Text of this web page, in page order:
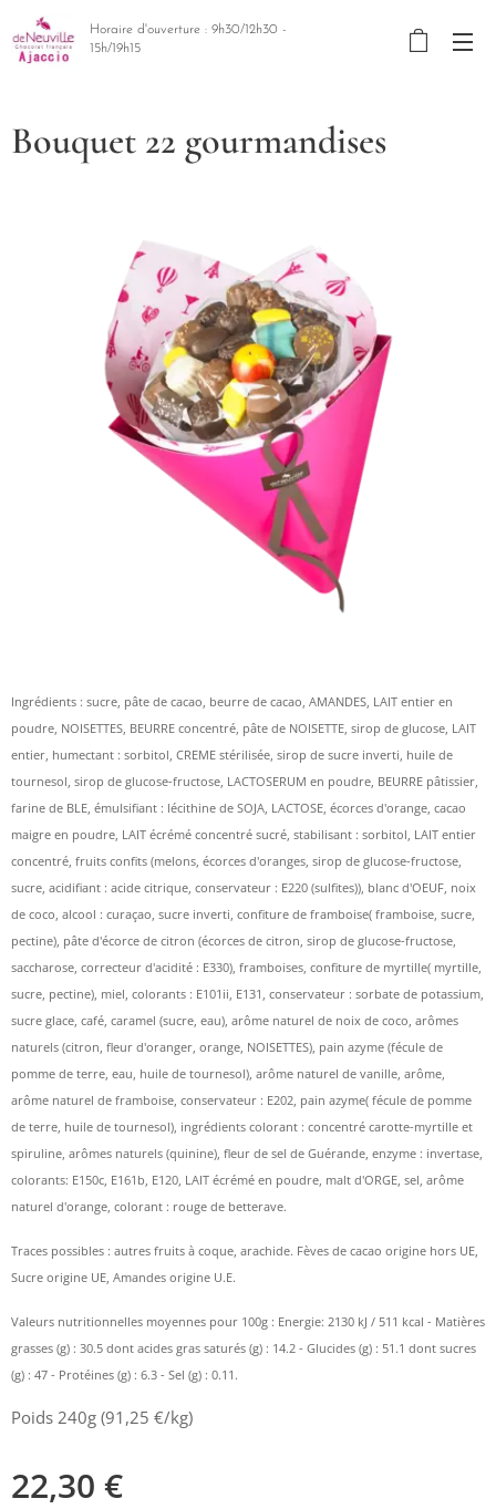
Horaire d'ouverture : 9h30/12h30 -
15h/19h15
Bouquet 22 gourmandises
Ingrédients : sucre, pâte de cacao, beurre de cacao, AMANDES, LAIT entier en
poudre, NOISETTES, BEURRE concentré, pâte de NOISETTE, sirop de glucose, LAIT
entier, humectant : sorbitol, CREME stérilisée, sirop de sucre inverti, huile de
tournesol, sirop de glucose-fructose, LACTOSERUM en poudre, BEURRE pâtissier,
farine de BLE, émulsifiant : lécithine de SOJA, LACTOSE, écorces d'orange, cacao
maigre en poudre, LAIT écrémé concentré sucré, stabilisant : sorbitol, LAIT entier
concentré, fruits confits (melons, écorces d'oranges, sirop de glucose-fructose,
sucre, acidifiant : acide citrique, conservateur : E220 (sulfites)), blanc d'OEUF, noix
de coco, alcool : curaçao, sucre inverti, confiture de framboise( framboise, sucre,
pectine), pâte d'écorce de citron (écorces de citron, sirop de glucose-fructose,
saccharose, correcteur d'acidité : E330), framboises, confiture de myrtille( myrtille,
sucre, pectine), miel, colorants : E101ii, E131, conservateur : sorbate de potassium,
sucre glace, café, caramel (sucre, eau), arôme naturel de noix de coco, arômes
naturels (citron, fleur d'oranger, orange, NOISETTES), pain azyme (fécule de
pomme de terre, eau, huile de tournesol), arôme naturel de vanille, arôme,
arôme naturel de framboise, conservateur : E202, pain azyme( fécule de pomme
de terre, huile de tournesol), ingrédients colorant : concentré carotte-myrtille et
spiruline, arômes naturels (quinine), fleur de sel de Guérande, enzyme : invertase,
colorants: E150c, E161b, E120, LAIT écrémé en poudre, malt d'ORGE, sel, arôme
naturel d'orange, colorant : rouge de betterave.
Traces possibles : autres fruits à coque, arachide. Fèves de cacao origine hors UE,
Sucre origine UE, Amandes origine U.E.
Valeurs nutritionnelles moyennes pour 100g : Energie: 2130 kJ / 511 kcal - Matières
grasses (g) : 30.5 dont acides gras saturés (g) : 14.2 - Glucides (g) : 51.1 dont sucres
(g) : 47 - Protéines (g) : 6.3 - Sel (g) : 0.11.
Poids 240g (91,25 €/kg)
22,30 €